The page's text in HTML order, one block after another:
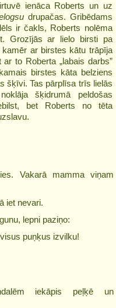
ienāca Roberts un uz
drupačas. Gribēdams
ir čakls, Roberts nolēma
Grozījās ar lielo birsti pa
ar birstes kātu trāpīja
to Roberta „labais darbs”
birstes kāta belziens
šķīvi. Tas pārplīsa trīs lielās
šķidrumā peldošas
bet Roberts no tēta
Vakarā mamma viņam
iet nevari.
lepni paziņo:
puņķus izvilku!
iekāpis peļķē un